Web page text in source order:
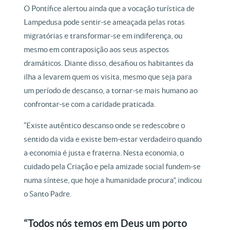
O Pontífice alertou ainda que a vocação turística de
Lampedusa pode sentir-se ameaçada pelas rotas
migratórias e transformar-se em indiferença, ou
mesmo em contraposição aos seus aspectos
dramáticos. Diante disso, desafiou os habitantes da
ilha a levarem quem os visita, mesmo que seja para
um período de descanso, a tornar-se mais humano ao
confrontar-se com a caridade praticada.
“Existe autêntico descanso onde se redescobre o
sentido da vida e existe bem-estar verdadeiro quando
a economia é justa e fraterna. Nesta economia, o
cuidado pela Criação e pela amizade social fundem-se
numa síntese, que hoje a humanidade procura”, indicou
o Santo Padre.
“Todos nós temos em Deus um porto